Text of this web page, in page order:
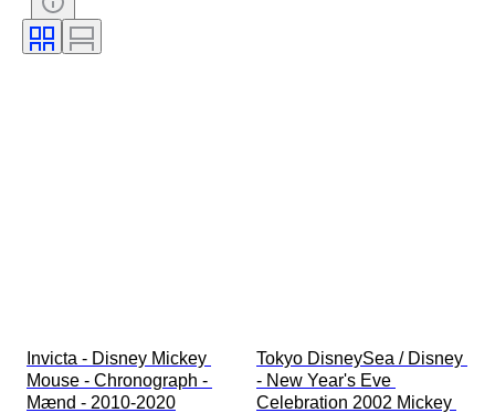
Invicta - Disney Mickey
Mouse - Chronograph -
Mænd - 2010-2020
Tokyo DisneySea / Disney
- New Year's Eve
Celebration 2002 Mickey